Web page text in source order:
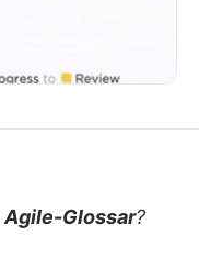
Agile-Glossar?